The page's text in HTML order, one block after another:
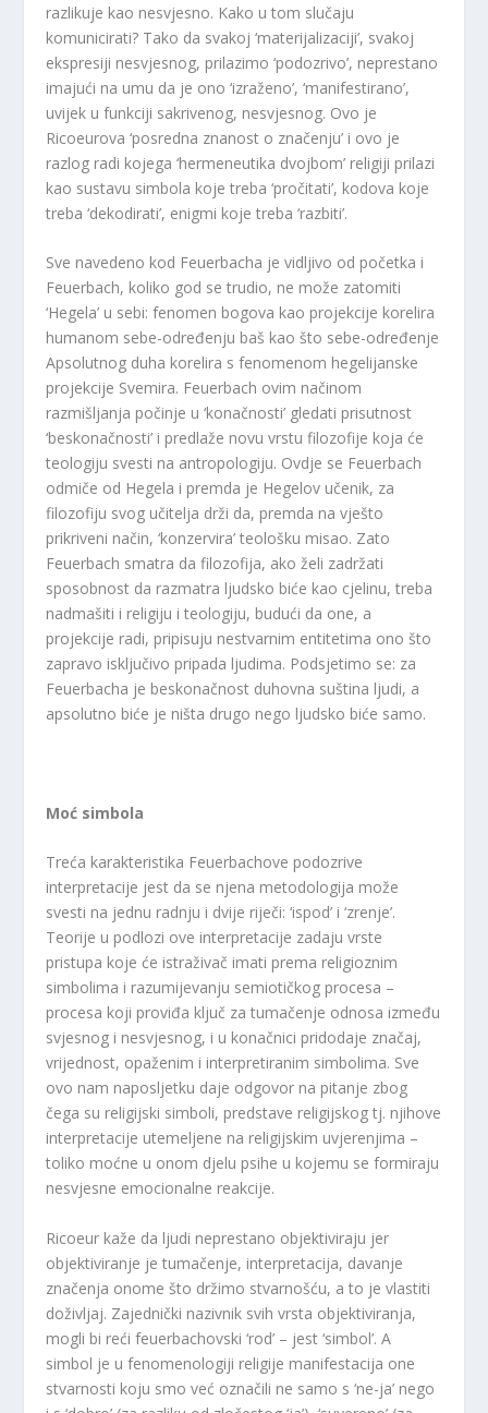
razlikuje kao nesvjesno. Kako u tom slučaju
komunicirati? Tako da svakoj ‘materijalizaciji’, svakoj
ekspresiji nesvjesnog, prilazimo ‘podozrivo’, neprestano
imajući na umu da je ono ‘izraženo’, ‘manifestirano’,
uvijek u funkciji sakrivenog, nesvjesnog. Ovo je
Ricoeurova ‘posredna znanost o značenju’ i ovo je
razlog radi kojega ‘hermeneutika dvojbom’ religiji prilazi
kao sustavu simbola koje treba ‘pročitati’, kodova koje
treba ‘dekodirati’, enigmi koje treba ‘razbiti’.
Sve navedeno kod Feuerbacha je vidljivo od početka i
Feuerbach, koliko god se trudio, ne može zatomiti
‘Hegela’ u sebi: fenomen bogova kao projekcije korelira
humanom sebe-određenju baš kao što sebe-određenje
Apsolutnog duha korelira s fenomenom hegelijanske
projekcije Svemira. Feuerbach ovim načinom
razmišljanja počinje u ‘konačnosti’ gledati prisutnost
‘beskonačnosti’ i predlaže novu vrstu filozofije koja će
teologiju svesti na antropologiju. Ovdje se Feuerbach
odmiče od Hegela i premda je Hegelov učenik, za
filozofiju svog učitelja drži da, premda na vješto
prikriveni način, ‘konzervira’ teološku misao. Zato
Feuerbach smatra da filozofija, ako želi zadržati
sposobnost da razmatra ljudsko biće kao cjelinu, treba
nadmašiti i religiju i teologiju, budući da one, a
projekcije radi, pripisuju nestvarnim entitetima ono što
zapravo isključivo pripada ljudima. Podsjetimo se: za
Feuerbacha je beskonačnost duhovna suština ljudi, a
apsolutno biće je ništa drugo nego ljudsko biće samo.
Moć simbola
Treća karakteristika Feuerbachove podozrive
interpretacije jest da se njena metodologija može
svesti na jednu radnju i dvije riječi: ‘ispod’ i ‘zrenje’.
Teorije u podlozi ove interpretacije zadaju vrste
pristupa koje će istraživač imati prema religioznim
simbolima i razumijevanju semiotičkog procesa –
procesa koji proviđa ključ za tumačenje odnosa između
svjesnog i nesvjesnog, i u konačnici pridodaje značaj,
vrijednost, opaženim i interpretiranim simbolima. Sve
ovo nam naposljetku daje odgovor na pitanje zbog
čega su religijski simboli, predstave religijskog tj. njihove
interpretacije utemeljene na religijskim uvjerenjima –
toliko moćne u onom djelu psihe u kojemu se formiraju
nesvjesne emocionalne reakcije.
Ricoeur kaže da ljudi neprestano objektiviraju jer
objektiviranje je tumačenje, interpretacija, davanje
značenja onome što držimo stvarnošću, a to je vlastiti
doživljaj. Zajednički nazivnik svih vrsta objektiviranja,
mogli bi reći feuerbachovski ‘rod’ – jest ‘simbol’. A
simbol je u fenomenologiji religije manifestacija one
stvarnosti koju smo već označili ne samo s ‘ne-ja’ nego